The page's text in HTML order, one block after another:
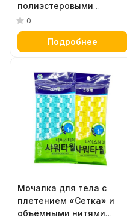
полиэстеровыми
нитями (жёсткая)
размер 29 х 95 см
0
Подробнее
Мочалка для тела с
плетением «Сетка» и
объёмными нитями